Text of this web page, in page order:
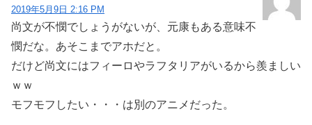
2019年5月9日 2:16 PM
尚文が不憫でしょうがないが、元康もある意味不
憫だな。あそこまでアホだと。
だけど尚文にはフィーロやラフタリアがいるから羨ましい
ｗｗ
モフモフしたい・・・は別のアニメだった。